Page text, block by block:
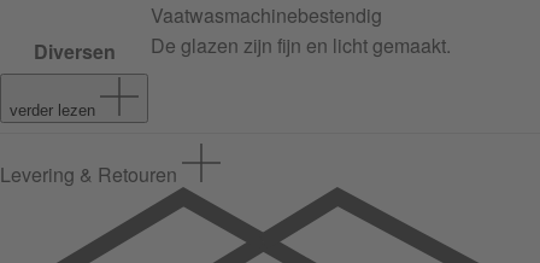
Vaatwasmachinebestendig
Diversen
De glazen zijn fijn en licht gemaakt.
verder lezen
Levering & Retouren